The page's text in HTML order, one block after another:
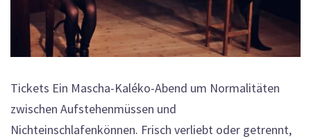
Tickets Ein Mascha-Kaléko-Abend um Normalitäten
zwischen Aufstehenmüssen und
Nichteinschlafenkönnen. Frisch verliebt oder getrennt,